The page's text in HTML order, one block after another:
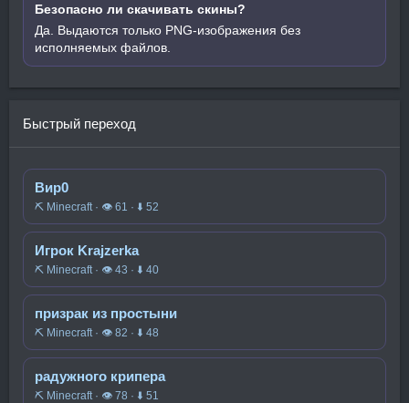
Безопасно ли скачивать скины?
Да. Выдаются только PNG-изображения без
исполняемых файлов.
Быстрый переход
Вир0
⛏️ Minecraft · 👁 61 · ⬇ 52
Игрок Krajzerka
⛏️ Minecraft · 👁 43 · ⬇ 40
призрак из простыни
⛏️ Minecraft · 👁 82 · ⬇ 48
радужного крипера
⛏️ Minecraft · 👁 78 · ⬇ 51